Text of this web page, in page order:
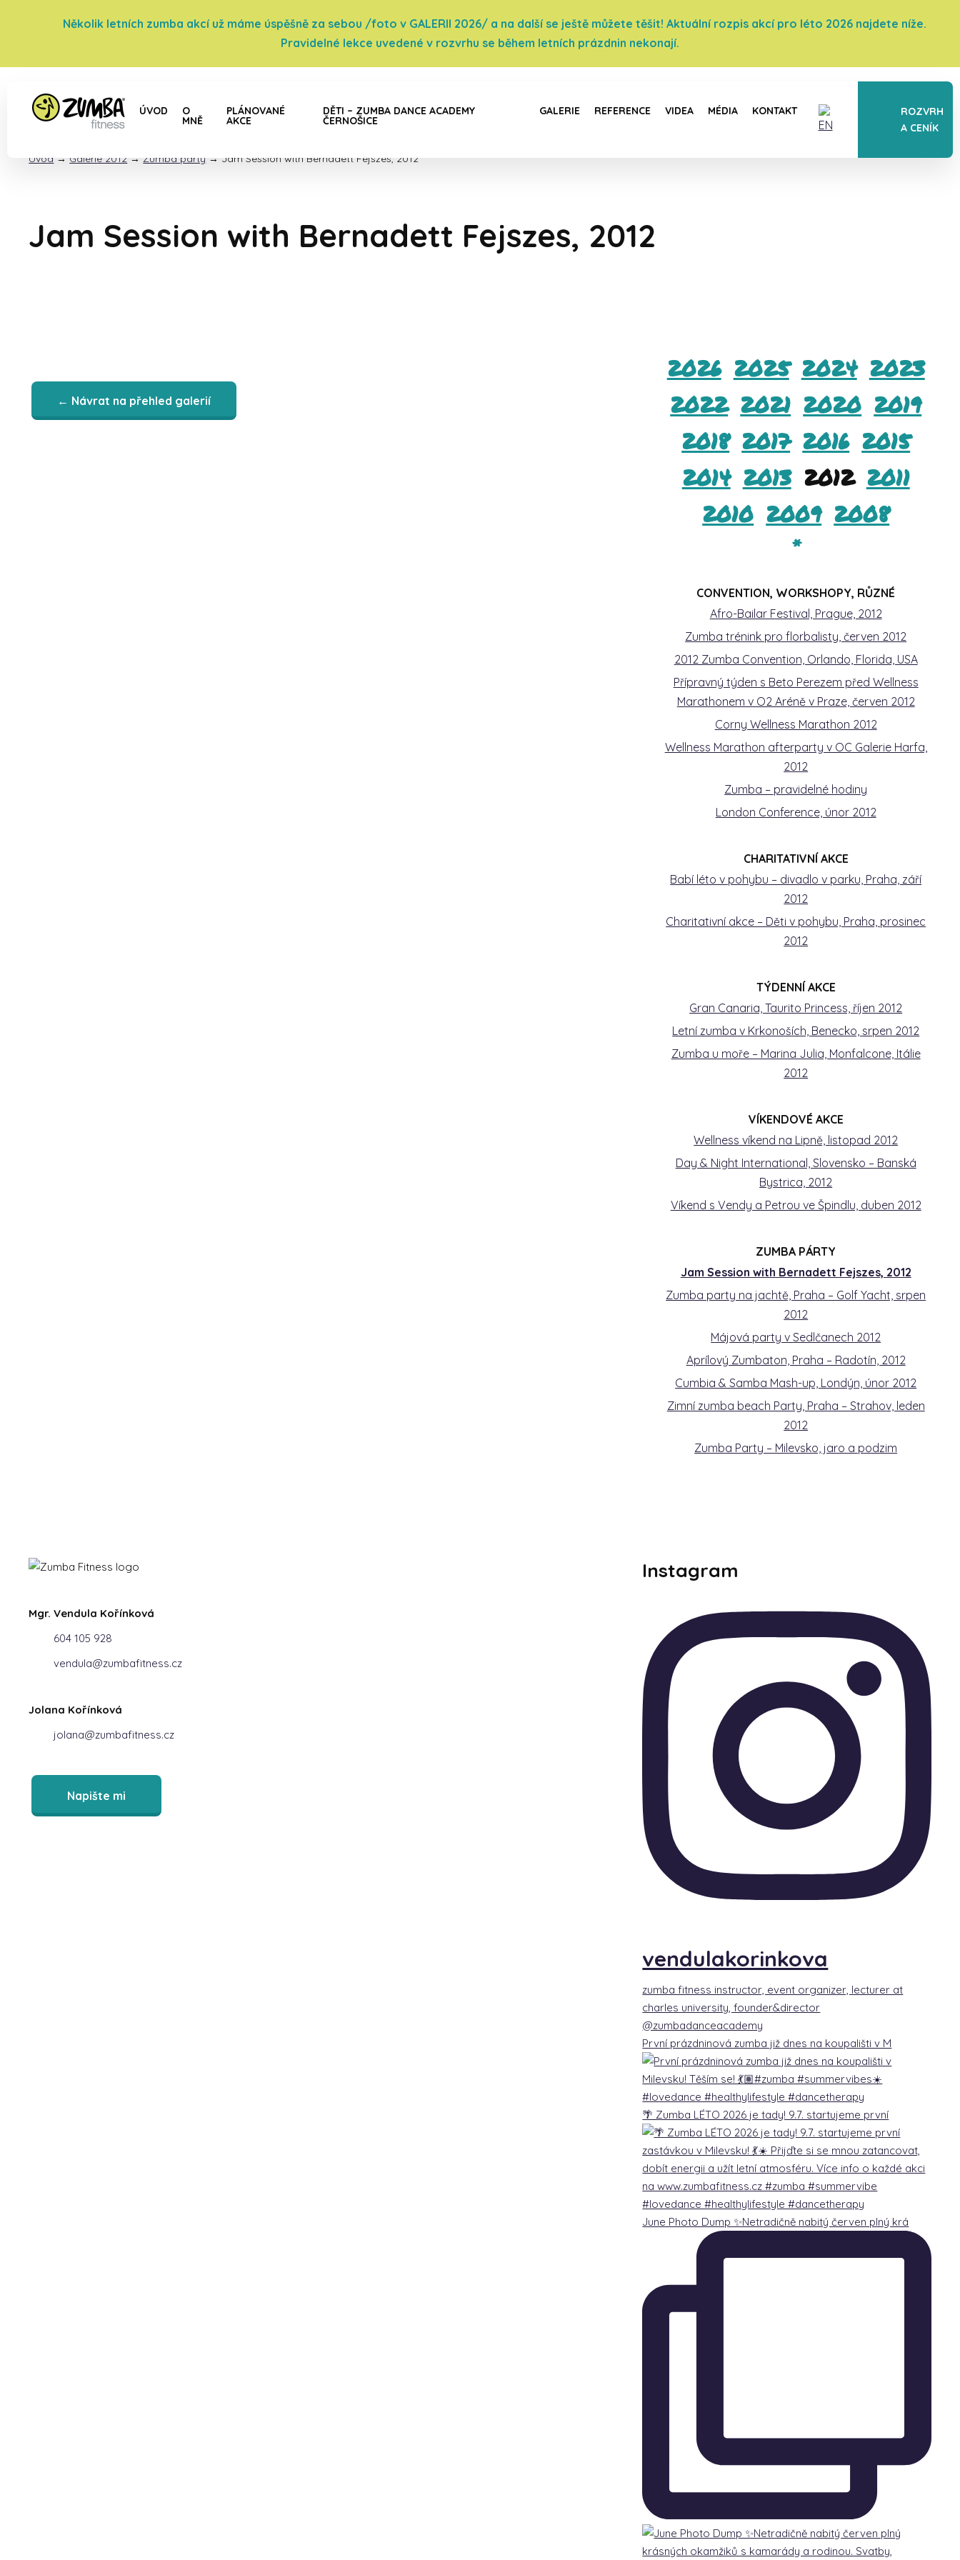
Několik letních zumba akcí už máme úspěšně za sebou /foto v GALERII 2026/ a na další se ještě můžete těšit! Aktuální rozpis akcí pro léto 2026 najdete níže.
Pravidelné lekce uvedené v rozvrhu se během letních prázdnin nekonají.
ROZVRH
A CENÍK
ÚVOD O
MNĚ
PLÁNOVANÉ
AKCE
DĚTI – ZUMBA DANCE ACADEMY
ČERNOŠICE
GALERIE REFERENCE VIDEA MÉDIA KONTAKT
Úvod → Galerie 2012 →Zumba párty → Jam Session with Bernadett Fejszes, 2012
Jam Session with Bernadett Fejszes, 2012
← Návrat na přehled galerií
2026 2025 2024 2023
2022 2021 2020 2019
2018 2017 2016 2015
2014 2013 2012 2011
2010 2009 2008
*
CONVENTION, WORKSHOPY, RŮZNÉ
Afro-Bailar Festival, Prague, 2012
Zumba trénink pro florbalisty, červen 2012
2012 Zumba Convention, Orlando, Florida, USA
Přípravný týden s Beto Perezem před Wellness
Marathonem v O2 Aréně v Praze, červen 2012
Corny Wellness Marathon 2012
Wellness Marathon afterparty v OC Galerie Harfa,
2012
Zumba – pravidelné hodiny
London Conference, únor 2012
CHARITATIVNÍ AKCE
Babí léto v pohybu – divadlo v parku, Praha, září
2012
Charitativní akce – Děti v pohybu, Praha, prosinec
2012
TÝDENNÍ AKCE
Gran Canaria, Taurito Princess, říjen 2012
Letní zumba v Krkonoších, Benecko, srpen 2012
Zumba u moře – Marina Julia, Monfalcone, Itálie
2012
VÍKENDOVÉ AKCE
Wellness víkend na Lipně, listopad 2012
Day & Night International, Slovensko – Banská
Bystrica, 2012
Víkend s Vendy a Petrou ve Špindlu, duben 2012
ZUMBA PÁRTY
Jam Session with Bernadett Fejszes, 2012
Zumba party na jachtě, Praha – Golf Yacht, srpen
2012
Májová party v Sedlčanech 2012
Aprílový Zumbaton, Praha – Radotín, 2012
Cumbia & Samba Mash-up, Londýn, únor 2012
Zimní zumba beach Party, Praha – Strahov, leden
2012
Zumba Party – Milevsko, jaro a podzim
Mgr. Vendula Kořínková
604 105 928
vendula@zumbafitness.cz
Jolana Kořínková
jolana@zumbafitness.cz
Napište mi
Instagram
vendulakorinkova
zumba fitness instructor, event organizer, lecturer at
charles university, founder&director
@zumbadanceacademy
První prázdninová zumba již dnes na koupališti v M
🌴 Zumba LÉTO 2026 je tady! 9.7. startujeme první
June Photo Dump ✨Netradičně nabitý červen plný krá